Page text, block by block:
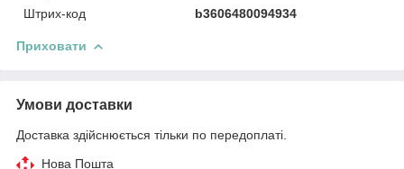
Штрих-код
b3606480094934
Приховати
Умови доставки
Доставка здійснюється тільки по передоплаті.
Нова Пошта